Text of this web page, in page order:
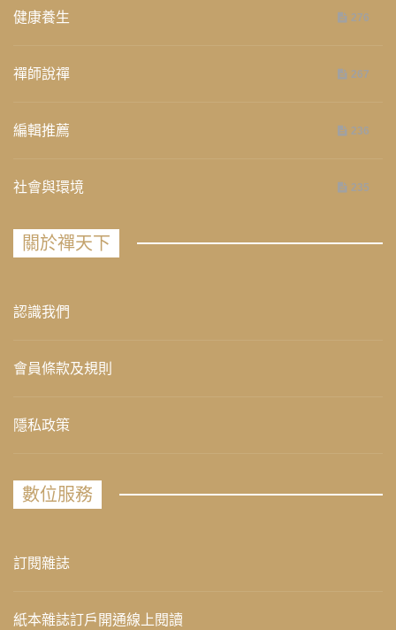
健康養生 276
禪師說禪 267
編輯推薦 236
社會與環境 235
關於禪天下
認識我們
會員條款及規則
隱私政策
數位服務
訂閱雜誌
紙本雜誌訂戶開通線上閱讀